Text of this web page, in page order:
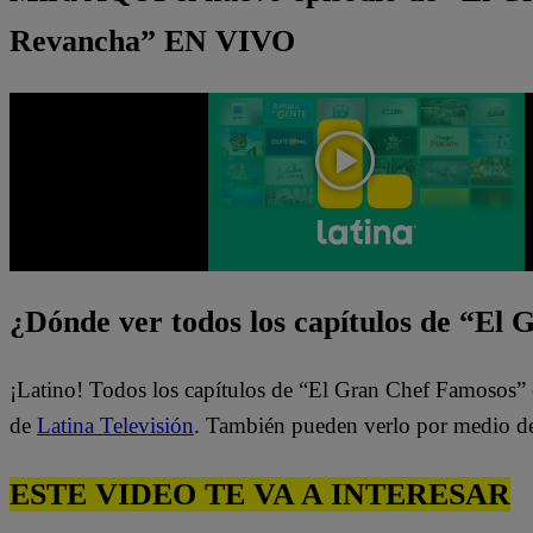
Revancha” EN VIVO
¿Dónde ver todos los capítulos de “El
¡Latino! Todos los capítulos de “El Gran Chef
de Latina Televisión. También pueden verlo por medio
ESTE VIDEO TE VA A INTERESAR